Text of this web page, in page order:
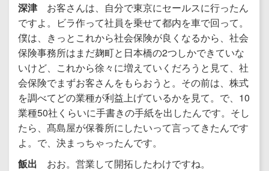
深津 お客さんは、自分で東京にセールスに行ったん
ですよ。ビラ作って社員を乗せて都内を車で回って。
僕は、きっとこれから社会保険が良くなるから、社会
保険事務所はまだ麹町と日本橋の2つしかできていな
いけど、これから徐々に増えていくだろうと見て、社
会保険でまずお客さんをもらおうと。その前は、株式
を調べてどの業種が利益上げているかを見て。で、10
業種50社くらいに手書きの手紙を出したんです。そし
たら、髙島屋が保養所にしたいって言ってきたんです
よ。で、決まっちゃったんです。
飯出 おお。営業して開拓したわけですね。